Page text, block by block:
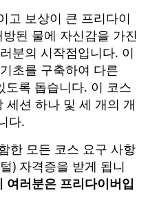
고 보상이 큰 프리다이
된 물에 자신감을 가진
분의 시작점입니다. 이
초를 구축하여 다른
도록 돕습니다. 이 코스
세션 하나 및 세 개의 개
다.
한 모든 코스 요구 사항
) 자격증을 받게 됩니
여러분은 프리다이버입